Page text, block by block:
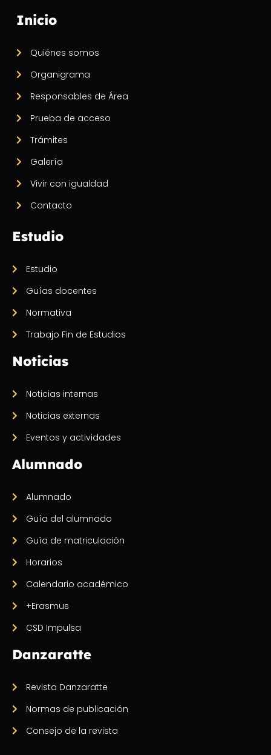
Inicio
Quiénes somos
Organigrama
Responsables de Área
Prueba de acceso
Trámites
Galería
Vivir con igualdad
Contacto
Estudio
Estudio
Guías docentes
Normativa
Trabajo Fin de Estudios
Noticias
Noticias internas
Noticias externas
Eventos y actividades
Alumnado
Alumnado
Guía del alumnado
Guía de matriculación
Horarios
Calendario académico
+Erasmus
CSD Impulsa
Danzaratte
Revista Danzaratte
Normas de publicación
Consejo de la revista